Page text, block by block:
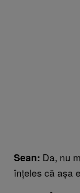
Sean: Da, nu
înțeles că așa